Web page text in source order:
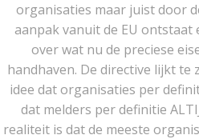
organisaties maar juist door
aanpak vanuit de EU
over wat nu de preciese
handhaven. De directive lijkt te
idee dat organisaties per
dat melders per definitie
realiteit is dat de meeste